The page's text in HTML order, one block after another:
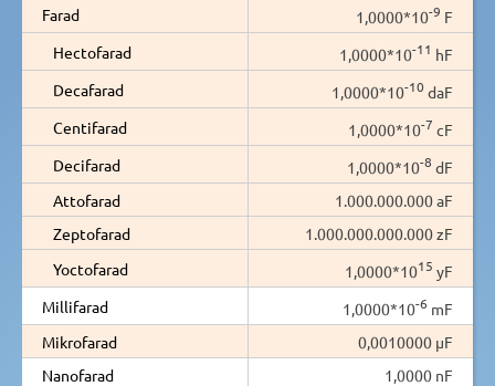
Farad 1,0000*10-9 F
Hectofarad
1,0000*10-11 hF
Decafarad
1,0000*10-10 daF
Centifarad
1,0000*10-7 cF
Decifarad
1,0000*10-8 dF
Attofarad
1.000.000.000 aF
Zeptofarad
1.000.000.000.000 zF
Yoctofarad
1,0000*1015 yF
Millifarad
1,0000*10-6 mF
Mikrofarad
0,0010000 µF
Nanofarad
1,0000 nF